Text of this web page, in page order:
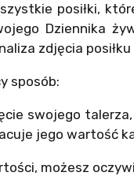
posiłki,
Dziennika
zdjęcia posiłku
sposób:
swojego
jego wartość
możesz